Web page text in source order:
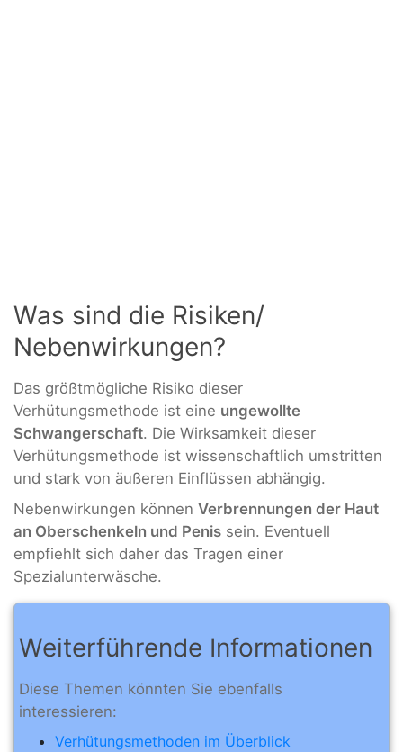
Was sind die Risiken/
Nebenwirkungen?
Das größtmögliche Risiko dieser
Verhütungsmethode ist eine ungewollte
Schwangerschaft. Die Wirksamkeit dieser
Verhütungsmethode ist wissenschaftlich umstritten
und stark von äußeren Einflüssen abhängig.
Nebenwirkungen können Verbrennungen der Haut
an Oberschenkeln und Penis sein. Eventuell
empfiehlt sich daher das Tragen einer
Spezialunterwäsche.
Weiterführende Informationen
Diese Themen könnten Sie ebenfalls
interessieren:
Verhütungsmethoden im Überblick